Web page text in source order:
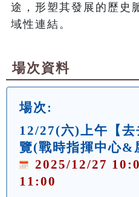
途，形塑其發展的歷史
域性連結。
場次資料
場次:
12/27(六)上午【
覽(戰時指揮中心&
2025/12/27
11:00